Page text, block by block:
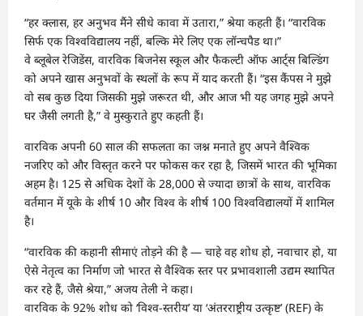
“हर क्लास, हर अनुभव मैंने सीधे कावा में उतारा,” श्रेया कहती हैं। “वारविक
सिर्फ एक विश्वविद्यालय नहीं, बल्कि मेरे लिए एक लॉन्चपैड था।”
वे ब्लूबेल रेजिडेंस, वारविक बिजनेस स्कूल और फैकल्टी ऑफ आर्ट्स बिल्डिंग
को अपने खास अनुभवों के स्थलों के रूप में याद करती हैं। “इस कैंपस ने मुझे
वो सब कुछ दिया जिसकी मुझे जरूरत थी, और आज भी यह जगह मुझे अपने
घर जैसी लगती है,” वे मुस्कुराते हुए कहती हैं।
वारविक अपनी 60 साल की सफलता का जश्न मनाते हुए अपने वैश्विक
नजरिए को और विस्तृत करने पर फोकस कर रहा है, जिसमें भारत की भूमिका
अहम है। 125 से अधिक देशों के 28,000 से ज्यादा छात्रों के साथ, वारविक
वर्तमान में यूके के शीर्ष 10 और विश्व के शीर्ष 100 विश्वविद्यालयों में शामिल
है।
“वारविक की कहानी सीमाएं तोड़ने की है — चाहे वह शोध हो, नवाचार हो, या
ऐसे नेतृत्व का निर्माण जो भारत से वैश्विक स्तर पर प्रभावशाली उद्यम स्थापित
कर रहे हैं, जैसे श्रेया,” अजय तेली ने कहा।
वारविक के 92% शोध को ‘विश्व-स्तरीय’ या ‘अंतरराष्ट्रीय उत्कृष्ट’ (REF) के